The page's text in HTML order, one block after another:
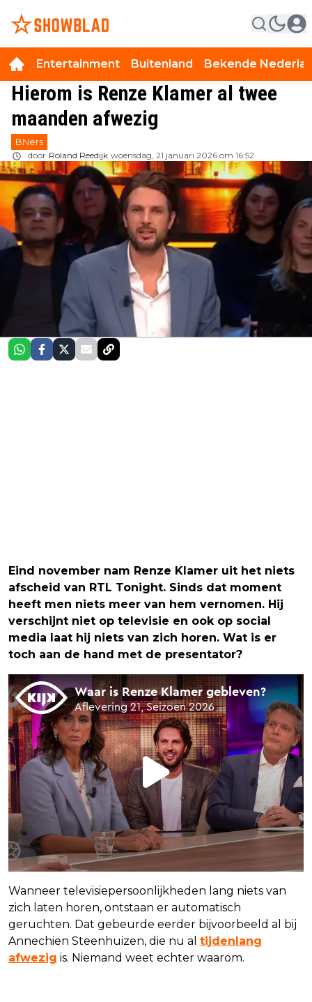
Entertainment Buitenland Bekende
Hierom is Renze Klamer al twee
maanden afwezig
BNers
door Roland Reedijk woensdag, 21 januari 2026 om 16:52
Eind november nam Renze Klamer uit het niets
afscheid van RTL Tonight. Sinds dat moment
heeft men niets meer van hem vernomen. Hij
verschijnt niet op televisie en ook op social
media laat hij niets van zich horen. Wat is er
toch aan de hand met de presentator?
Wanneer televisiepersoonlijkheden lang niets van
zich laten horen, ontstaan er automatisch
geruchten. Dat gebeurde eerder bijvoorbeeld al bij
Annechien Steenhuizen, die nu al tijdenlang
afwezig is. Niemand weet echter waarom.